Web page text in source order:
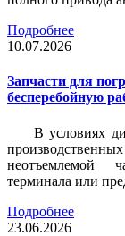
Подробнее
10.07.2026
Запчасти для
бесперебойную
В условиях
неотъемлемой
терминала или
Подробнее
23.06.2026